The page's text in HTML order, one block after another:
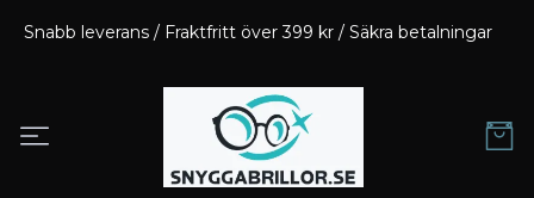
Snabb leverans / Fraktfritt över 399 kr / Säkra betalningar